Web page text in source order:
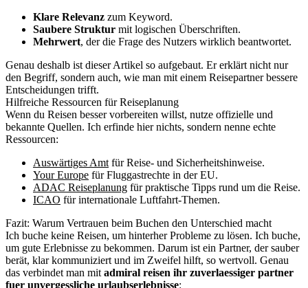
Klare Relevanz zum Keyword.
Saubere Struktur mit logischen Überschriften.
Mehrwert, der die Frage des Nutzers wirklich beantwortet.
Genau deshalb ist dieser Artikel so aufgebaut. Er erklärt nicht nur
den Begriff, sondern auch, wie man mit einem Reisepartner bessere
Entscheidungen trifft.
Hilfreiche Ressourcen für Reiseplanung
Wenn du Reisen besser vorbereiten willst, nutze offizielle und
bekannte Quellen. Ich erfinde hier nichts, sondern nenne echte
Ressourcen:
Auswärtiges Amt für Reise- und Sicherheitshinweise.
Your Europe für Fluggastrechte in der EU.
ADAC Reiseplanung für praktische Tipps rund um die Reise.
ICAO für internationale Luftfahrt-Themen.
Fazit: Warum Vertrauen beim Buchen den Unterschied macht
Ich buche keine Reisen, um hinterher Probleme zu lösen. Ich buche,
um gute Erlebnisse zu bekommen. Darum ist ein Partner, der sauber
berät, klar kommuniziert und im Zweifel hilft, so wertvoll. Genau
das verbindet man mit admiral reisen ihr zuverlaessiger partner
fuer unvergessliche urlaubserlebnisse: